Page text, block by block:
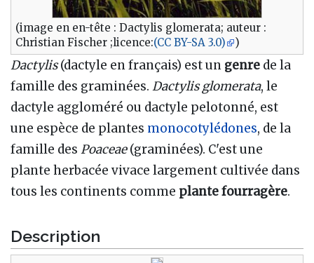
(image en en-tête : Dactylis glomerata; auteur :
Christian Fischer ;licence:(CC BY-SA 3.0) )
Dactylis(dactyle en français) est un genre de la
famille des graminées. Dactylis glomerata, le
dactyle aggloméré ou dactyle pelotonné, est
une espèce de plantes monocotylédones, de la
famille des Poaceae(graminées). C'est une
plante herbacée vivace largement cultivée dans
tous les continents comme plante fourragère.
Description